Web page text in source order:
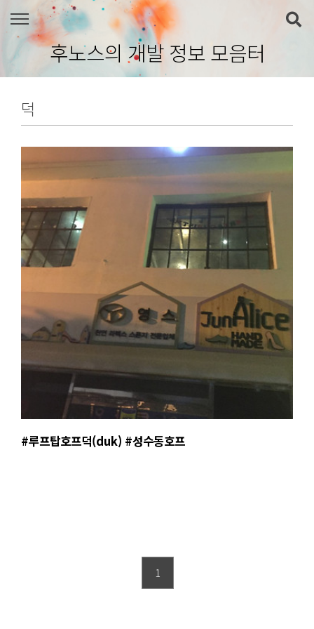
본문 바로가기
후노스의 개발 정보 모음터
덕
#루프탑호프덕(duk) #성수동호프
1